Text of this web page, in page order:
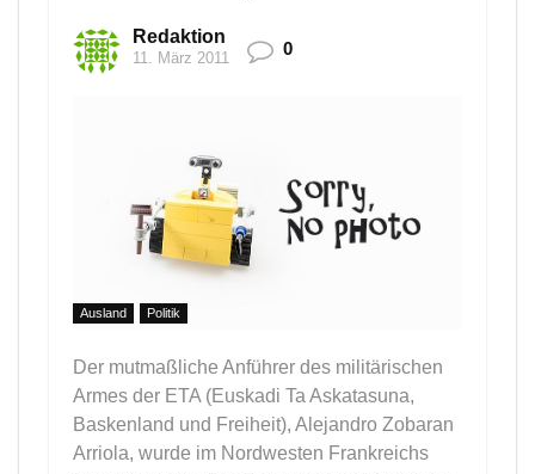
Redaktion
11. März 2011 0
Ausland Politik
Der mutmaßliche Anführer des militärischen
Armes der ETA (Euskadi Ta Askatasuna,
Baskenland und Freiheit), Alejandro Zobaran
Arriola, wurde im Nordwesten Frankreichs